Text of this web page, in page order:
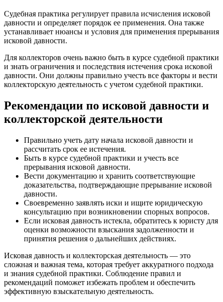
Судебная практика регулирует правила исчисления исковой
давности и определяет порядок ее применения. Она также
устанавливает нюансы и условия для применения прерывания
исковой давности.
Для коллекторов очень важно быть в курсе судебной практики
и знать ограничения и последствия истечения срока исковой
давности. Они должны правильно учесть все факторы и вести
коллекторскую деятельность с учетом судебной практики.
Рекомендации по исковой давности и
коллекторской деятельности
Правильно учеть дату начала исковой давности и
рассчитать срок ее истечения.
Быть в курсе судебной практики и учесть все
прерывания исковой давности.
Вести документацию и хранить соответствующие
доказательства, подтверждающие прерывание исковой
давности.
Своевременно заявлять иски и ищите юридическую
консультацию при возникновении спорных вопросов.
Если исковая давность истекла, обратитесь к юристу для
оценки возможности взыскания задолженности и
принятия решения о дальнейших действиях.
Исковая давность и коллекторская деятельность — это
сложная и важная тема, которая требует аккуратного подхода
и знания судебной практики. Соблюдение правил и
рекомендаций поможет избежать проблем и обеспечить
эффективную взыскательную деятельность.